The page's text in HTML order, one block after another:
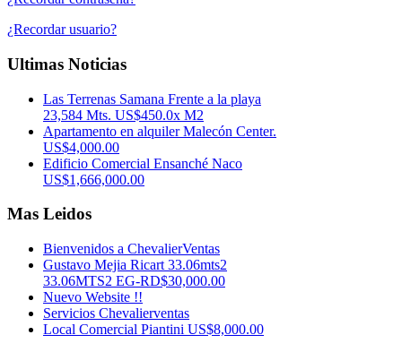
¿Recordar usuario?
Ultimas Noticias
Las Terrenas Samana Frente a la playa
23,584 Mts. US$450.0x M2
Apartamento en alquiler Malecón Center.
US$4,000.00
Edificio Comercial Ensanché Naco
US$1,666,000.00
Mas Leidos
Bienvenidos a ChevalierVentas
Gustavo Mejia Ricart 33.06mts2
33.06MTS2 EG-RD$30,000.00
Nuevo Website !!
Servicios Chevalierventas
Local Comercial Piantini US$8,000.00